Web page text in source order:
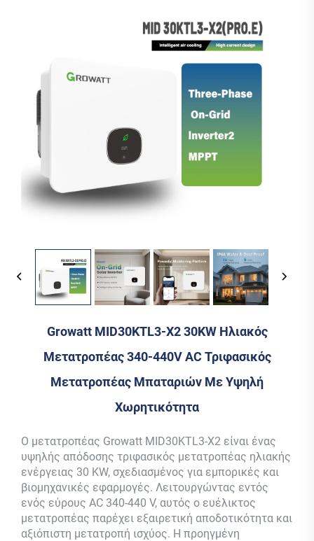
Growatt MID30KTL3-X2 30KW Ηλιακός
Μετατροπέας 340-440V AC Τριφασικός
Μετατροπέας Μπαταριών Με Υψηλή
Χωρητικότητα
Ο μετατροπέας Growatt MID30KTL3-X2 είναι ένας
υψηλής απόδοσης τριφασικός μετατροπέας ηλιακής
ενέργειας 30 KW, σχεδιασμένος για εμπορικές και
βιομηχανικές εφαρμογές. Λειτουργώντας εντός
ενός εύρους AC 340-440 V, αυτός ο ευέλικτος
μετατροπέας παρέχει εξαιρετική αποδοτικότητα και
αξιόπιστη μετατροπή ισχύος. Η προηγμένη